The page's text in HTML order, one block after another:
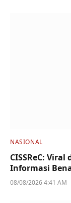
NASIONAL
CISSReC:
Informasi
08/08/2026 4:41 AM